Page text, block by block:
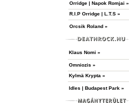
Orridge | Napok Romjai »
R.I.P Orridge | L.T.S »
Orcsik Roland »
Klaus Nomi »
Omniozis »
Kylmä Krypta »
Idles | Budapest Park »